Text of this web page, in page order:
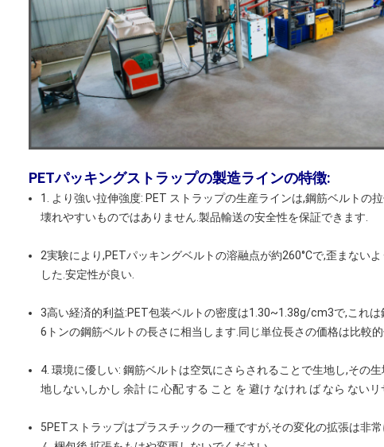
PETパッキングストラップの製造ラインの特徴:
1. より強い拉伸強度: PET ストラップの生産ラインは,鋼筋ベルトの
壊れやすいものではありません.製品輸送の安全性を保証できます.
2実験により,PETパッキングベルトの溶融点が約260°Cで,歪まない
した.安定性が良い.
3高い経済的利益:PET包装ベルトの密度は1.30~1.38g/cm3で,これ
6トンの鋼筋ベルトの長さに相当します.同じ単位長さの価格は比較
4. 環境に優しい: 鋼筋ベルトは空気にさらされることで生地し,その
地しない,しかし 余計 に 心配 する こと を 避け なけれ ば なら ない
5PETストラップはプラスチックの一種ですが,その変化の拡張は非